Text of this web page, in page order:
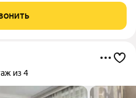
Что вас ждет: Две
и 22
из 4